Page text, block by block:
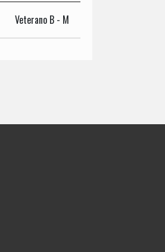
Veterano B - M